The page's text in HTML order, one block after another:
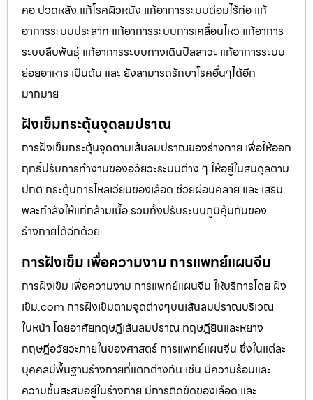
คอ ปวดหลัง แก้โรคผิวหนัง แก้อาการระบบต่อมไร้ท่อ แก้
อาการระบบประสาท แก้อาการระบบการเคลื่อนไหว แก้อาการ
ระบบสืบพันธุ์ แก้อาการระบบทางเดินปัสสาวะ แก้อาการระบบ
ย่อยอาหาร เป็นต้น และ ยังสามารถรักษาโรคอื่นๆได้อีก
มากมาย
ฝังเข็มกระตุ้นจุดลมปราณ
การฝังเข็มกระตุ้นจุดตามเส้นลมปราณของร่างกาย เพื่อให้ออก
ฤทธิ์ปรับการทำงานของอวัยวะระบบต่าง ๆ ให้อยู่ในสมดุลตาม
ปกติ กระตุ้นการไหลเวียนของเลือด ช่วยผ่อนคลาย และ เสริม
พละกำลังให้แก่กล้ามเนื้อ รวมทั้งปรับระบบภูมิคุ้มกันของ
ร่างกายได้อีกด้วย
การฝังเข็ม เพื่อความงาม การแพทย์แผนจีน
การฝังเข็ม เพื่อความงาม การแพทย์แผนจีน ให้บริการโดย ฝัง
เข็ม.com การฝังเข็มตามจุดต่างๆบนเส้นลมปราณบริเวณ
ใบหน้า โดยอาศัยทฤษฎีเส้นลมปราณ ทฤษฎียินและหยาง
ทฤษฎีอวัยวะภายในของศาสตร์ การแพทย์แผนจีน ซึ่งในแต่ละ
บุคคลมีพื้นฐานร่างกายที่แตกต่างกัน เช่น มีความร้อนและ
ความชื้นสะสมอยู่ในร่างกาย มีการติดขัดของเลือด และ